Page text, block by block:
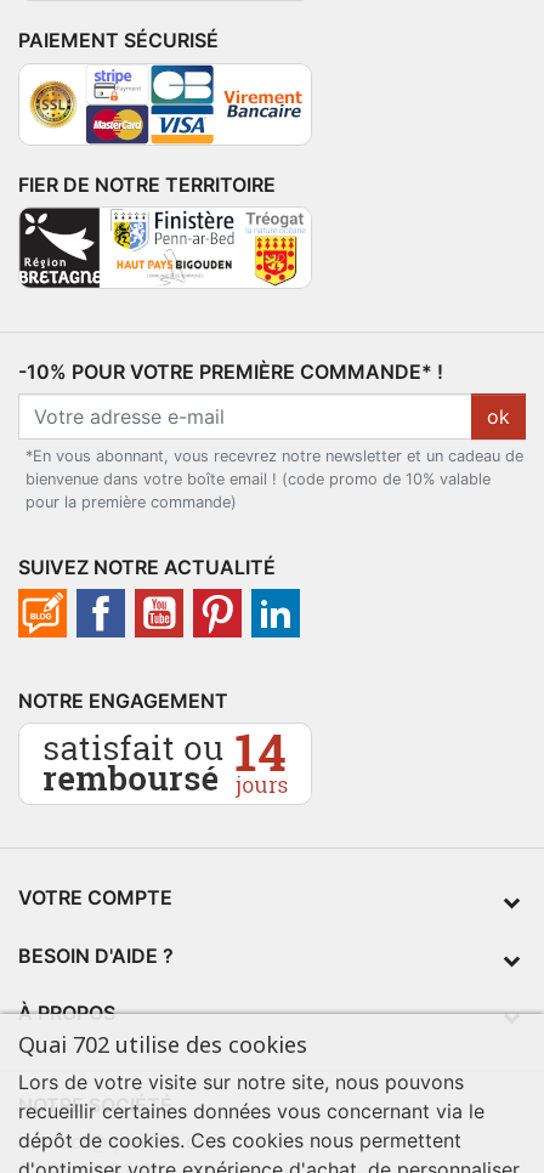
PAIEMENT SÉCURISÉ
FIER DE NOTRE TERRITOIRE
-10% POUR VOTRE PREMIÈRE COMMANDE* !
ok
*En vous abonnant, vous recevrez notre newsletter et un cadeau de
bienvenue dans votre boîte email ! (code promo de 10% valable
pour la première commande)
SUIVEZ NOTRE ACTUALITÉ
NOTRE ENGAGEMENT
VOTRE COMPTE
BESOIN D'AIDE ?
À PROPOS
NOTRE SOCIÉTÉ
contact@quai702.com
Quai 702 utilise des cookies
Lors de votre visite sur notre site, nous pouvons
recueillir certaines données vous concernant via le
dépôt de cookies. Ces cookies nous permettent